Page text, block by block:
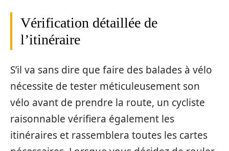
Vérification détaillée de
l’itinéraire
S’il va sans dire que faire des balades à vélo
nécessite de tester méticuleusement son
vélo avant de prendre la route, un cycliste
raisonnable vérifiera également les
itinéraires et rassemblera toutes les cartes